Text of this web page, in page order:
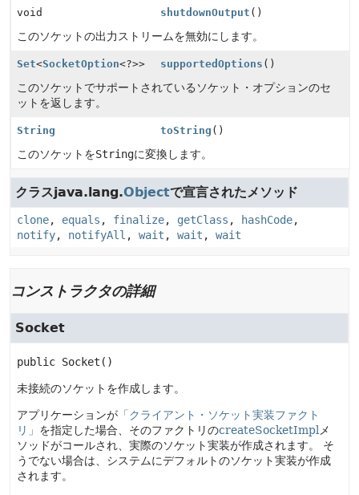
void shutdownOutput ()
このソケットの出力ストリームを無効にします。
Set<SocketOption<?>> supportedOptions ()
このソケットでサポートされているソケット・オプションのセ
ットを返します。
String toString ()
このソケットをStringに変換します。
クラスjava.lang.Objectで宣言されたメソッド
clone, equals , finalize, getClass , hashCode,
notify, notifyAll , wait , wait , wait
コンストラクタの詳細
Socket
public Socket ()
未接続のソケットを作成します。
アプリケーションが 「クライアント・ソケット実装ファクト
リ」 を指定した場合、そのファクトリのcreateSocketImpl メ
ソッドがコールされ、実際のソケット実装が作成されます。
そ
うでない場合は、システムにデフォルトのソケット実装が作成
されます。